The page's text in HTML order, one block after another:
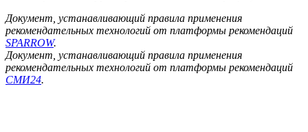
Документ, устанавливающий правила применения
рекомендательных технологий от платформы рекомендаций
SPARROW.
Документ, устанавливающий правила применения
рекомендательных технологий от платформы рекомендаций
СМИ24.